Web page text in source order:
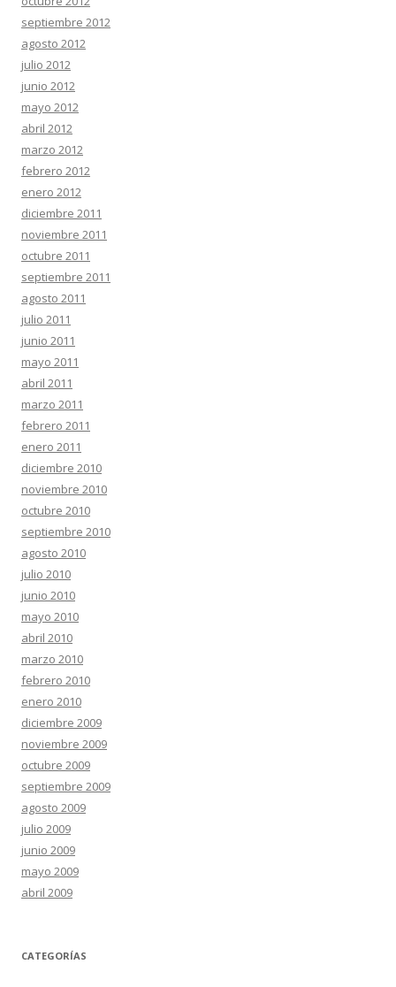
septiembre 2012
agosto 2012
julio 2012
junio 2012
mayo 2012
abril 2012
marzo 2012
febrero 2012
enero 2012
diciembre 2011
noviembre 2011
octubre 2011
septiembre 2011
agosto 2011
julio 2011
junio 2011
mayo 2011
abril 2011
marzo 2011
febrero 2011
enero 2011
diciembre 2010
noviembre 2010
octubre 2010
septiembre 2010
agosto 2010
julio 2010
junio 2010
mayo 2010
abril 2010
marzo 2010
febrero 2010
enero 2010
diciembre 2009
noviembre 2009
octubre 2009
septiembre 2009
agosto 2009
julio 2009
junio 2009
mayo 2009
abril 2009
CATEGORÍAS